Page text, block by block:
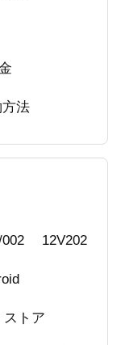
求が2か月分
）、タブレ
法
12V202
ストア